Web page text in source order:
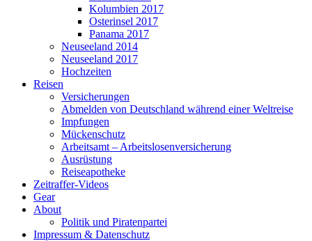
Kolumbien 2017
Osterinsel 2017
Panama 2017
Neuseeland 2014
Neuseeland 2017
Hochzeiten
Reisen
Versicherungen
Abmelden von Deutschland während einer Weltreise
Impfungen
Mückenschutz
Arbeitsamt – Arbeitslosenversicherung
Ausrüstung
Reiseapotheke
Zeitraffer-Videos
Gear
About
Politik und Piratenpartei
Impressum & Datenschutz